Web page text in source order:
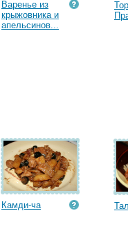
Варенье из
крыжовника и
апельсинов...
Камди-ча